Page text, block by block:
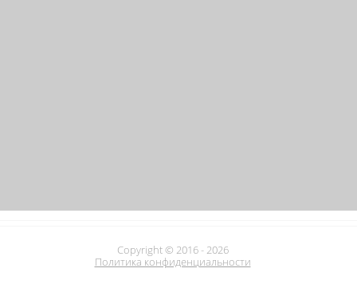
Copyright © 2016 - 2026
Политика конфиденциальности